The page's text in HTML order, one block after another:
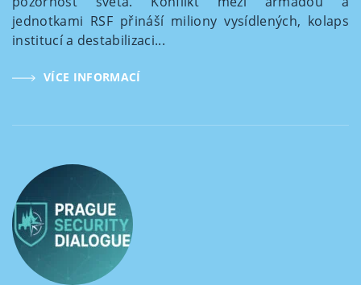
jednotkami RSF přináší miliony vysídlených, kolaps
institucí a destabilizaci...
VÍCE INFORMACÍ